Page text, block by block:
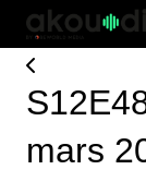
mars